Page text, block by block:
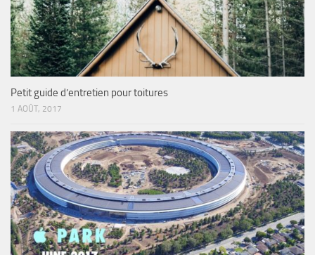
Petit guide d’entretien pour toitures
1 AOÛT, 2017